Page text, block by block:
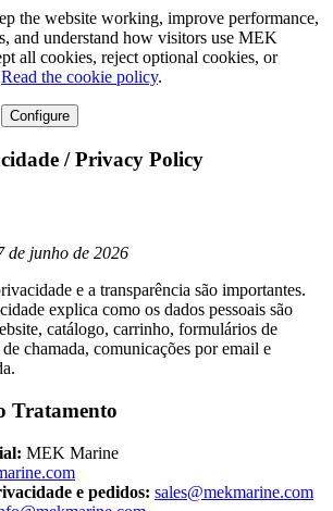
the website working, improve performance,
and understand how visitors use MEK
all cookies, reject optional cookies, or
Read the cookie policy.
Configure
/ Privacy Policy
de junho de 2026
e a transparência são importantes.
explica como os dados pessoais são
catálogo, carrinho, formulários de
chamada, comunicações por email e
Tratamento
MEK Marine
e pedidos: sales@mekmarine.com